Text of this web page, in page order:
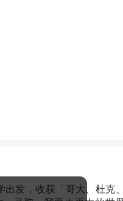
出发，收获「哥大、杜克